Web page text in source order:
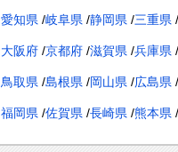
愛知県 岐阜県 静岡県 三重県
大阪府 京都府 滋賀県 兵庫県
鳥取県 島根県 岡山県 広島県
福岡県 佐賀県 長崎県 熊本県